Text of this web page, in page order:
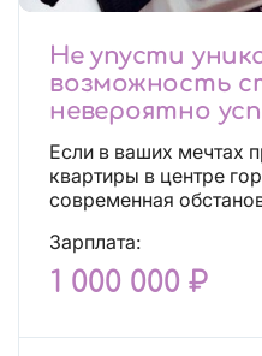
Не упусти
возможность
невероятно
независимой!
Если в ваших мечтах
квартиры в центре
современная
Зарплата:
1 000 000 ₽